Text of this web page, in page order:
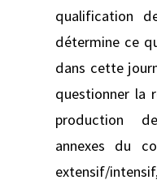
qualification
détermine ce
dans cette
questionner la
production
annexes du
extensif/